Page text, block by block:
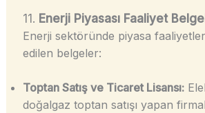
11. Enerji Piyasası Faaliyet
Enerji sektöründe piyasa
edilen belgeler:
Toptan Satış ve Ticaret Lisansı:
doğalgaz toptan satışı yapan